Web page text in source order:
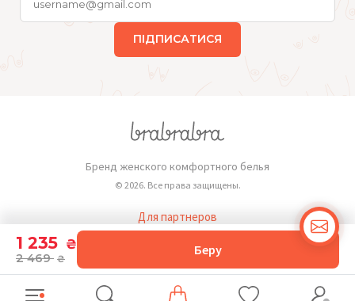
1 235 ₴
2 469 ₴
Беру
ПІДПИСАТИСЯ
Бренд женского комфортного белья
© 2026. Все права защищены.
Для партнеров